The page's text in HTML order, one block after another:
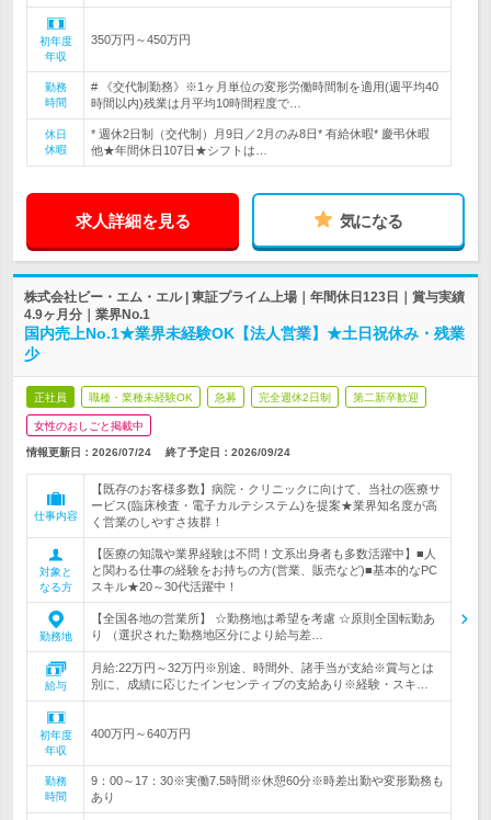
初年度
年収
350万円～450万円
勤務
時間
# 《交代制勤務》※1ヶ月単位の変形労働時間制を適用(週平均40
時間以内)残業は月平均10時間程度で…
休日
休暇
* 週休2日制（交代制）月9日／2月のみ8日* 有給休暇* 慶弔休暇
他★年間休日107日★シフトは…
求人詳細を見る 気になる
株式会社ビー・エム・エル | 東証プライム上場｜年間休日123日｜賞与実績
4.9ヶ月分｜業界No.1
国内売上No.1★業界未経験OK【法人営業】★土日祝休み・残業
少
正社員 職種・業種未経験OK 急募 完全週休2日制 第二新卒歓迎
女性のおしごと掲載中
情報更新日：2026/07/24 終了予定日： 2026/09/24
仕事内容
【既存のお客様多数】病院・クリニックに向けて、当社の医療サ
ービス(臨床検査・電子カルテシステム)を提案★業界知名度が高
く営業のしやすさ抜群！
対象と
なる方
【医療の知識や業界経験は不問！文系出身者も多数活躍中】■人
と関わる仕事の経験をお持ちの方(営業、販売など)■基本的なPC
スキル★20～30代活躍中！
勤務地
【全国各地の営業所】 ☆勤務地は希望を考慮 ☆原則全国転勤あ
り （選択された勤務地区分により給与差…
給与
月給:22万円～32万円※別途、時間外、諸手当が支給※賞与とは
別に、成績に応じたインセンティブの支給あり※経験・スキ…
初年度
年収
400万円～640万円
勤務
時間
9：00～17：30※実働7.5時間※休憩60分※時差出勤や変形勤務も
あり